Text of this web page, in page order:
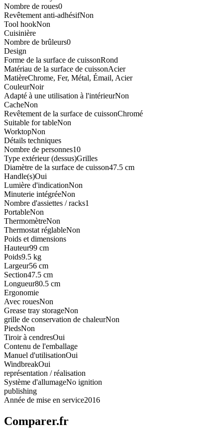
Nombre de roues0
Revêtement anti-adhésifNon
Tool hookNon
Cuisinière
Nombre de brûleurs0
Design
Forme de la surface de cuissonRond
Matériau de la surface de cuissonAcier
MatièreChrome, Fer, Métal, Émail, Acier
CouleurNoir
Adapté à une utilisation à l'intérieurNon
CacheNon
Revêtement de la surface de cuissonChromé
Suitable for tableNon
WorktopNon
Détails techniques
Nombre de personnes10
Type extérieur (dessus)Grilles
Diamètre de la surface de cuisson47.5 cm
Handle(s)Oui
Lumière d'indicationNon
Minuterie intégréeNon
Nombre d'assiettes / racks1
PortableNon
ThermomètreNon
Thermostat réglableNon
Poids et dimensions
Hauteur99 cm
Poids9.5 kg
Largeur56 cm
Section47.5 cm
Longueur80.5 cm
Ergonomie
Avec rouesNon
Grease tray storageNon
grille de conservation de chaleurNon
PiedsNon
Tiroir à cendresOui
Contenu de l'emballage
Manuel d'utilisationOui
WindbreakOui
représentation / réalisation
Système d'allumageNo ignition
publishing
Année de mise en service2016
Comparer.fr